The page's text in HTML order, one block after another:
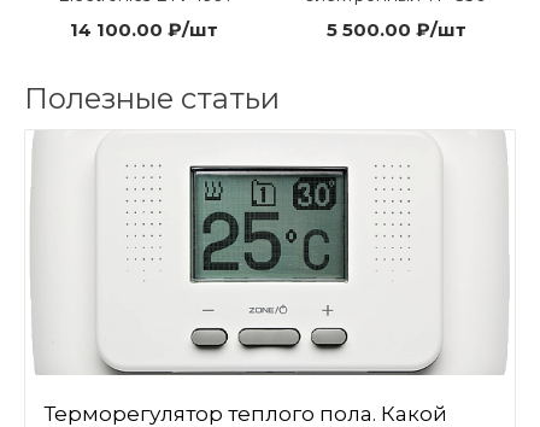
14 100.00 ₽/шт 5 500.00 ₽/шт
Полезные статьи
Терморегулятор теплого пола. Какой